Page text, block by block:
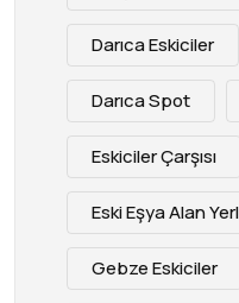
Darıca Eskiciler
Darıca Spot
Eskiciler Çarşısı
Eski Eşya Alan
Gebze Eskiciler